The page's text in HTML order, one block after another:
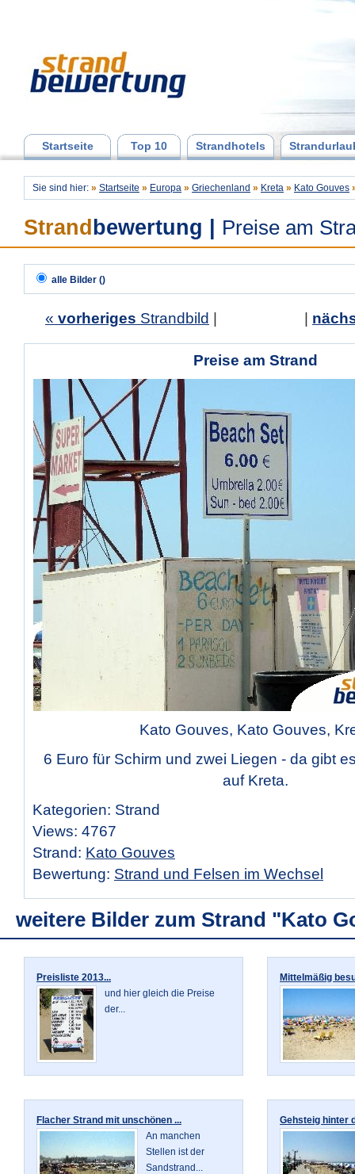
Startseite Top 10 Strandhotels
Sie sind hier: » Startseite » Europa » Griechenland » Kreta » Kato Gouves
Strand bewertung Preise am
alle Bilder ()
« vorheriges Strandbild
Preise am Strand
Kato Gouves, Kato Gouves,
6 Euro für Schirm und zwei Liegen - da gibt
auf Kreta.
Kategorien: Strand
Views: 4767
Strand: Kato Gouves
Bewertung: Strand und Felsen im Wechsel
weitere Bilder zum Strand "Kato
Preisliste 2013...
und hier gleich die Preise
der...
Mittelmäßig
Flacher Strand mit unschönen ...
An manchen
Stellen ist der
Sandstrand...
Gehsteig hinter